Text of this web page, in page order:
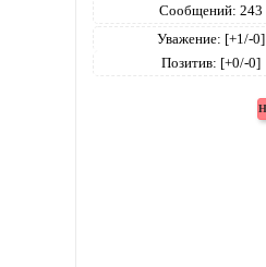
Сообщений: 243
Уважение: [+1/-0]
Позитив: [+0/-0]